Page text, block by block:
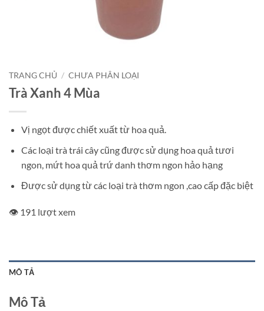
TRANG CHỦ / CHƯA PHÂN LOẠI
Trà Xanh 4 Mùa
Vị ngọt được chiết xuất từ hoa quả.
Các loại trà trái cây cũng được sử dụng hoa quả tươi
ngon, mứt hoa quả trứ danh thơm ngon hảo hạng
Được sử dụng từ các loại trà thơm ngon ,cao cấp đặc biệt
👁️ 191 lượt xem
MÔ TẢ
Mô Tả